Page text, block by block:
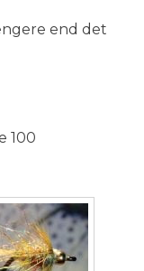
end det
100